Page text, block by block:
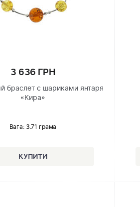
3 636 ГРН
браслет с шариками янтаря
«Кира»
Вага: 3.71 грама